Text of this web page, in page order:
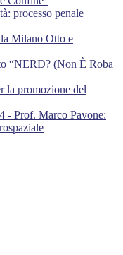
processo penale
Milano Otto e
“NERD? (Non È Roba
la promozione del
- Prof. Marco Pavone: